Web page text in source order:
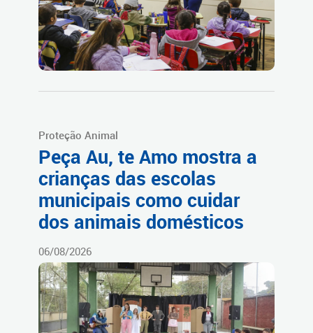
Proteção Animal
Peça Au, te Amo mostra a
crianças das escolas
municipais como cuidar
dos animais domésticos
06/08/2026